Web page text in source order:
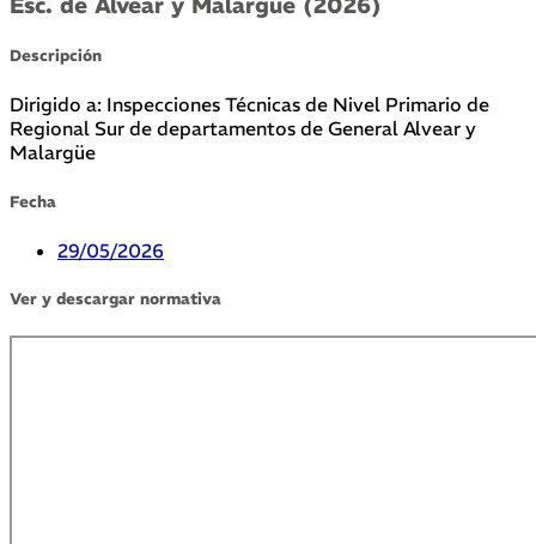
Descripción
Dirigido a: Inspecciones Técnicas de Nivel Primario de
Regional Sur de departamentos de General Alvear y
Malargüe
Fecha
29/05/2026
Ver y descargar normativa